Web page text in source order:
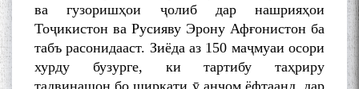
ва гузоришҳои ҷолиб дар нашрияҳои
Тоҷикистон ва Русияву Эрону Афғонистон ба
табъ расонидааст. Зиёда аз 150 маҷмуаи осори
хурду бузурге, ки тартибу таҳриру